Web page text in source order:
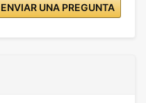
ENVIAR UNA PREGUNTA